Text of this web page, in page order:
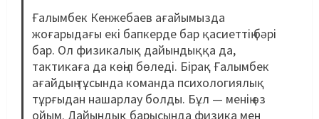
Ғалымбек Кенжебаев ағайымызда
жоғарыдағы екі бапкерде бар қасиеттің бәрі
бар. Ол физикалық дайындыққа да,
тактикаға да көңіл бөледі. Бірақ Ғалымбек
ағайдың тұсында команда психологиялық
тұрғыдан нашарлау болды. Бұл — менің өз
ойым. Дайындық барысында физика мен